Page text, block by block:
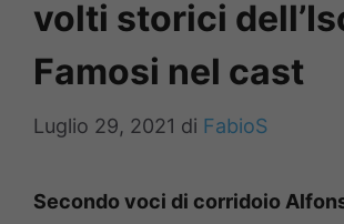
volti storici
Famosi nel cast
Luglio 29, 2021 di FabioS
Secondo voci di corridoio